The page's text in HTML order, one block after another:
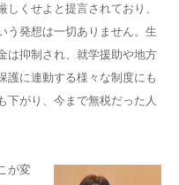
くせよと提言されており、
う発想は一切ありません。生
は抑制され、就学援助や地方
護に連動する様々な制度にも
下がり、今まで無税だった人
が変